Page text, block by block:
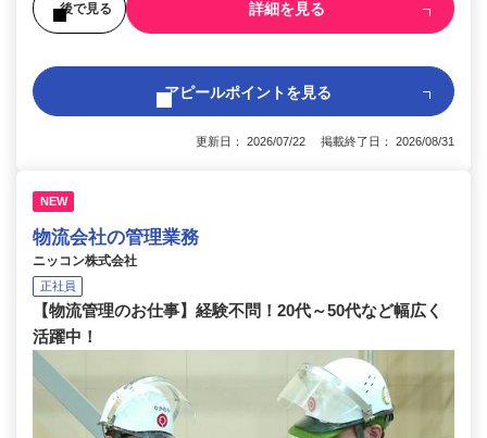
後で見る 詳細を見る
アピールポイントを見る
更新日： 2026/07/22 掲載終了日： 2026/08/31
NEW
物流会社の管理業務
ニッコン株式会社
正社員
【物流管理のお仕事】経験不問！20代～50代など幅広く
活躍中！